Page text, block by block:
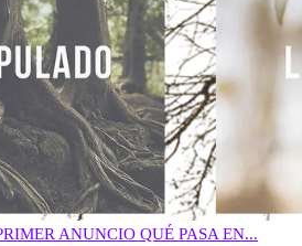
ANUNCIO QUÉ PASA EN...